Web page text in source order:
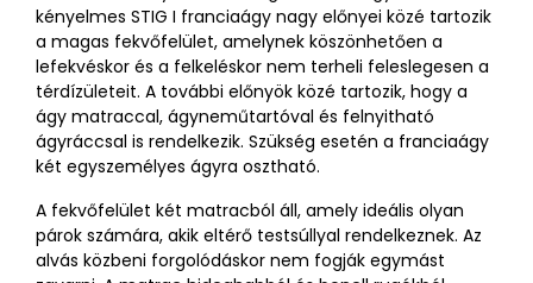
kényelmes STIG I franciaágy nagy előnyei közé tartozik
a magas fekvőfelület, amelynek köszönhetően a
lefekvéskor és a felkeléskor nem terheli feleslegesen a
térdízületeit. A további előnyök közé tartozik, hogy a
ágy matraccal, ágyneműtartóval és felnyitható
ágyráccsal is rendelkezik. Szükség esetén a franciaágy
két egyszemélyes ágyra osztható.
A fekvőfelület két matracból áll, amely ideális olyan
párok számára, akik eltérő testsúllyal rendelkeznek. Az
alvás közbeni forgolódáskor nem fogják egymást